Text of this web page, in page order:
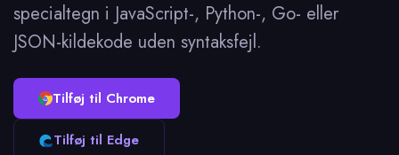
specialtegn i JavaScript-, Python-, Go- eller
JSON-kildekode uden syntaksfejl.
Tilføj til Chrome
Tilføj til Edge